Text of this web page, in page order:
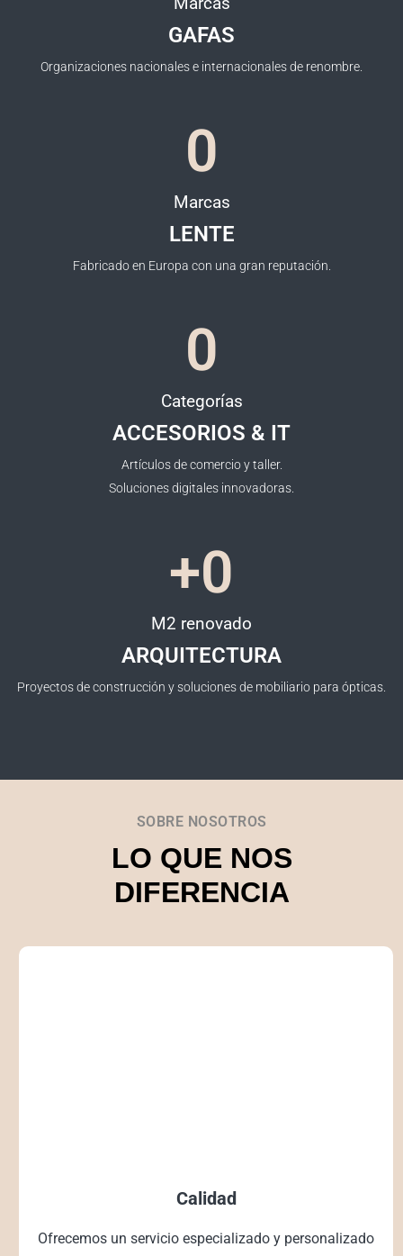
GAFAS
Organizaciones nacionales e internacionales de renombre.
Marcas
0
LENTE
Fabricado en Europa con una gran reputación.
Categorías
0
ACCESORIOS & IT
Artículos de comercio y taller.
Soluciones digitales innovadoras.
M2 renovado
+0
ARQUITECTURA
Proyectos de construcción y soluciones de mobiliario para ópticas.
SOBRE NOSOTROS
LO QUE NOS
DIFERENCIA
Calidad
Ofrecemos un servicio especializado y personalizado